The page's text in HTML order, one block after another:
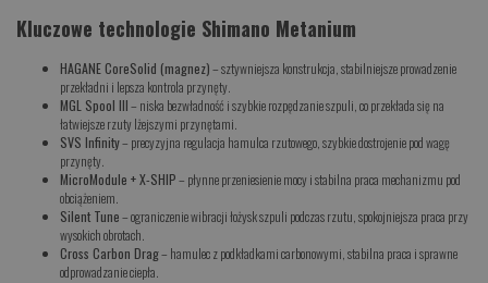
Kluczowe technologie Shimano Metanium
HAGANE CoreSolid (magnez)– sztywniejsza konstrukcja, stabilniejsze prowadzenie
przekładni i lepsza kontrola przynęty.
MGL Spool III– niska bezwładność i szybkie rozpędzanie szpuli, co przekłada się na
łatwiejsze rzuty lżejszymi przynętami.
SVS Infinity– precyzyjna regulacja hamulca rzutowego, szybkie dostrojenie pod wagę
przynęty.
MicroModule + X-SHIP– płynne przeniesienie mocy i stabilna praca mechanizmu pod
obciążeniem.
Silent Tune– ograniczenie wibracji łożysk szpuli podczas rzutu, spokojniejsza praca przy
wysokich obrotach.
Cross Carbon Drag– hamulec z podkładkami carbonowymi, stabilna praca i sprawne
odprowadzanie ciepła.